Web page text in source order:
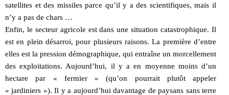
satellites et des missiles parce qu’il y a des scientifiques, mais il
n’y a pas de chars …
Enfin, le secteur agricole est dans une situation catastrophique. Il
est en plein désarroi, pour plusieurs raisons. La première d’entre
elles est la pression démographique, qui entraîne un morcellement
des exploitations. Aujourd’hui, il y a en moyenne moins d’un
hectare par « fermier » (qu’on pourrait plutôt appeler
« jardiniers »). Il y a aujourd’hui davantage de paysans sans terre